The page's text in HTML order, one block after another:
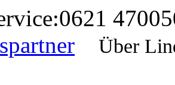
0621
Über